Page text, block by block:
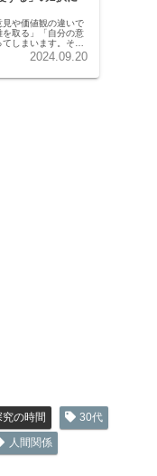
見や価値観の違いで
取る」「自分の意
しまいます。それ
えるような深い人間
間関係が多く、今後
2024.09.20
究の時間
30代
人間関係